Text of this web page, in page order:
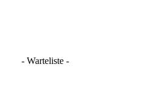
- Warteliste -